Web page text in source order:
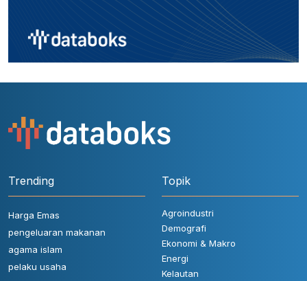
Trending
Harga Emas
pengeluaran makanan
agama islam
pelaku usaha
Topik
Agroindustri
Demografi
Ekonomi & Makro
Energi
Kelautan